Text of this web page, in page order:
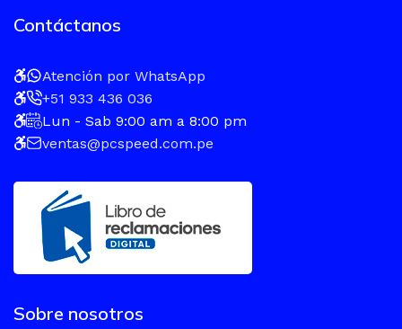
Contáctanos
Atención por WhatsApp
+51 933 436 036
Lun - Sab 9:00 am a 8:00 pm
ventas@pcspeed.com.pe
Sobre nosotros